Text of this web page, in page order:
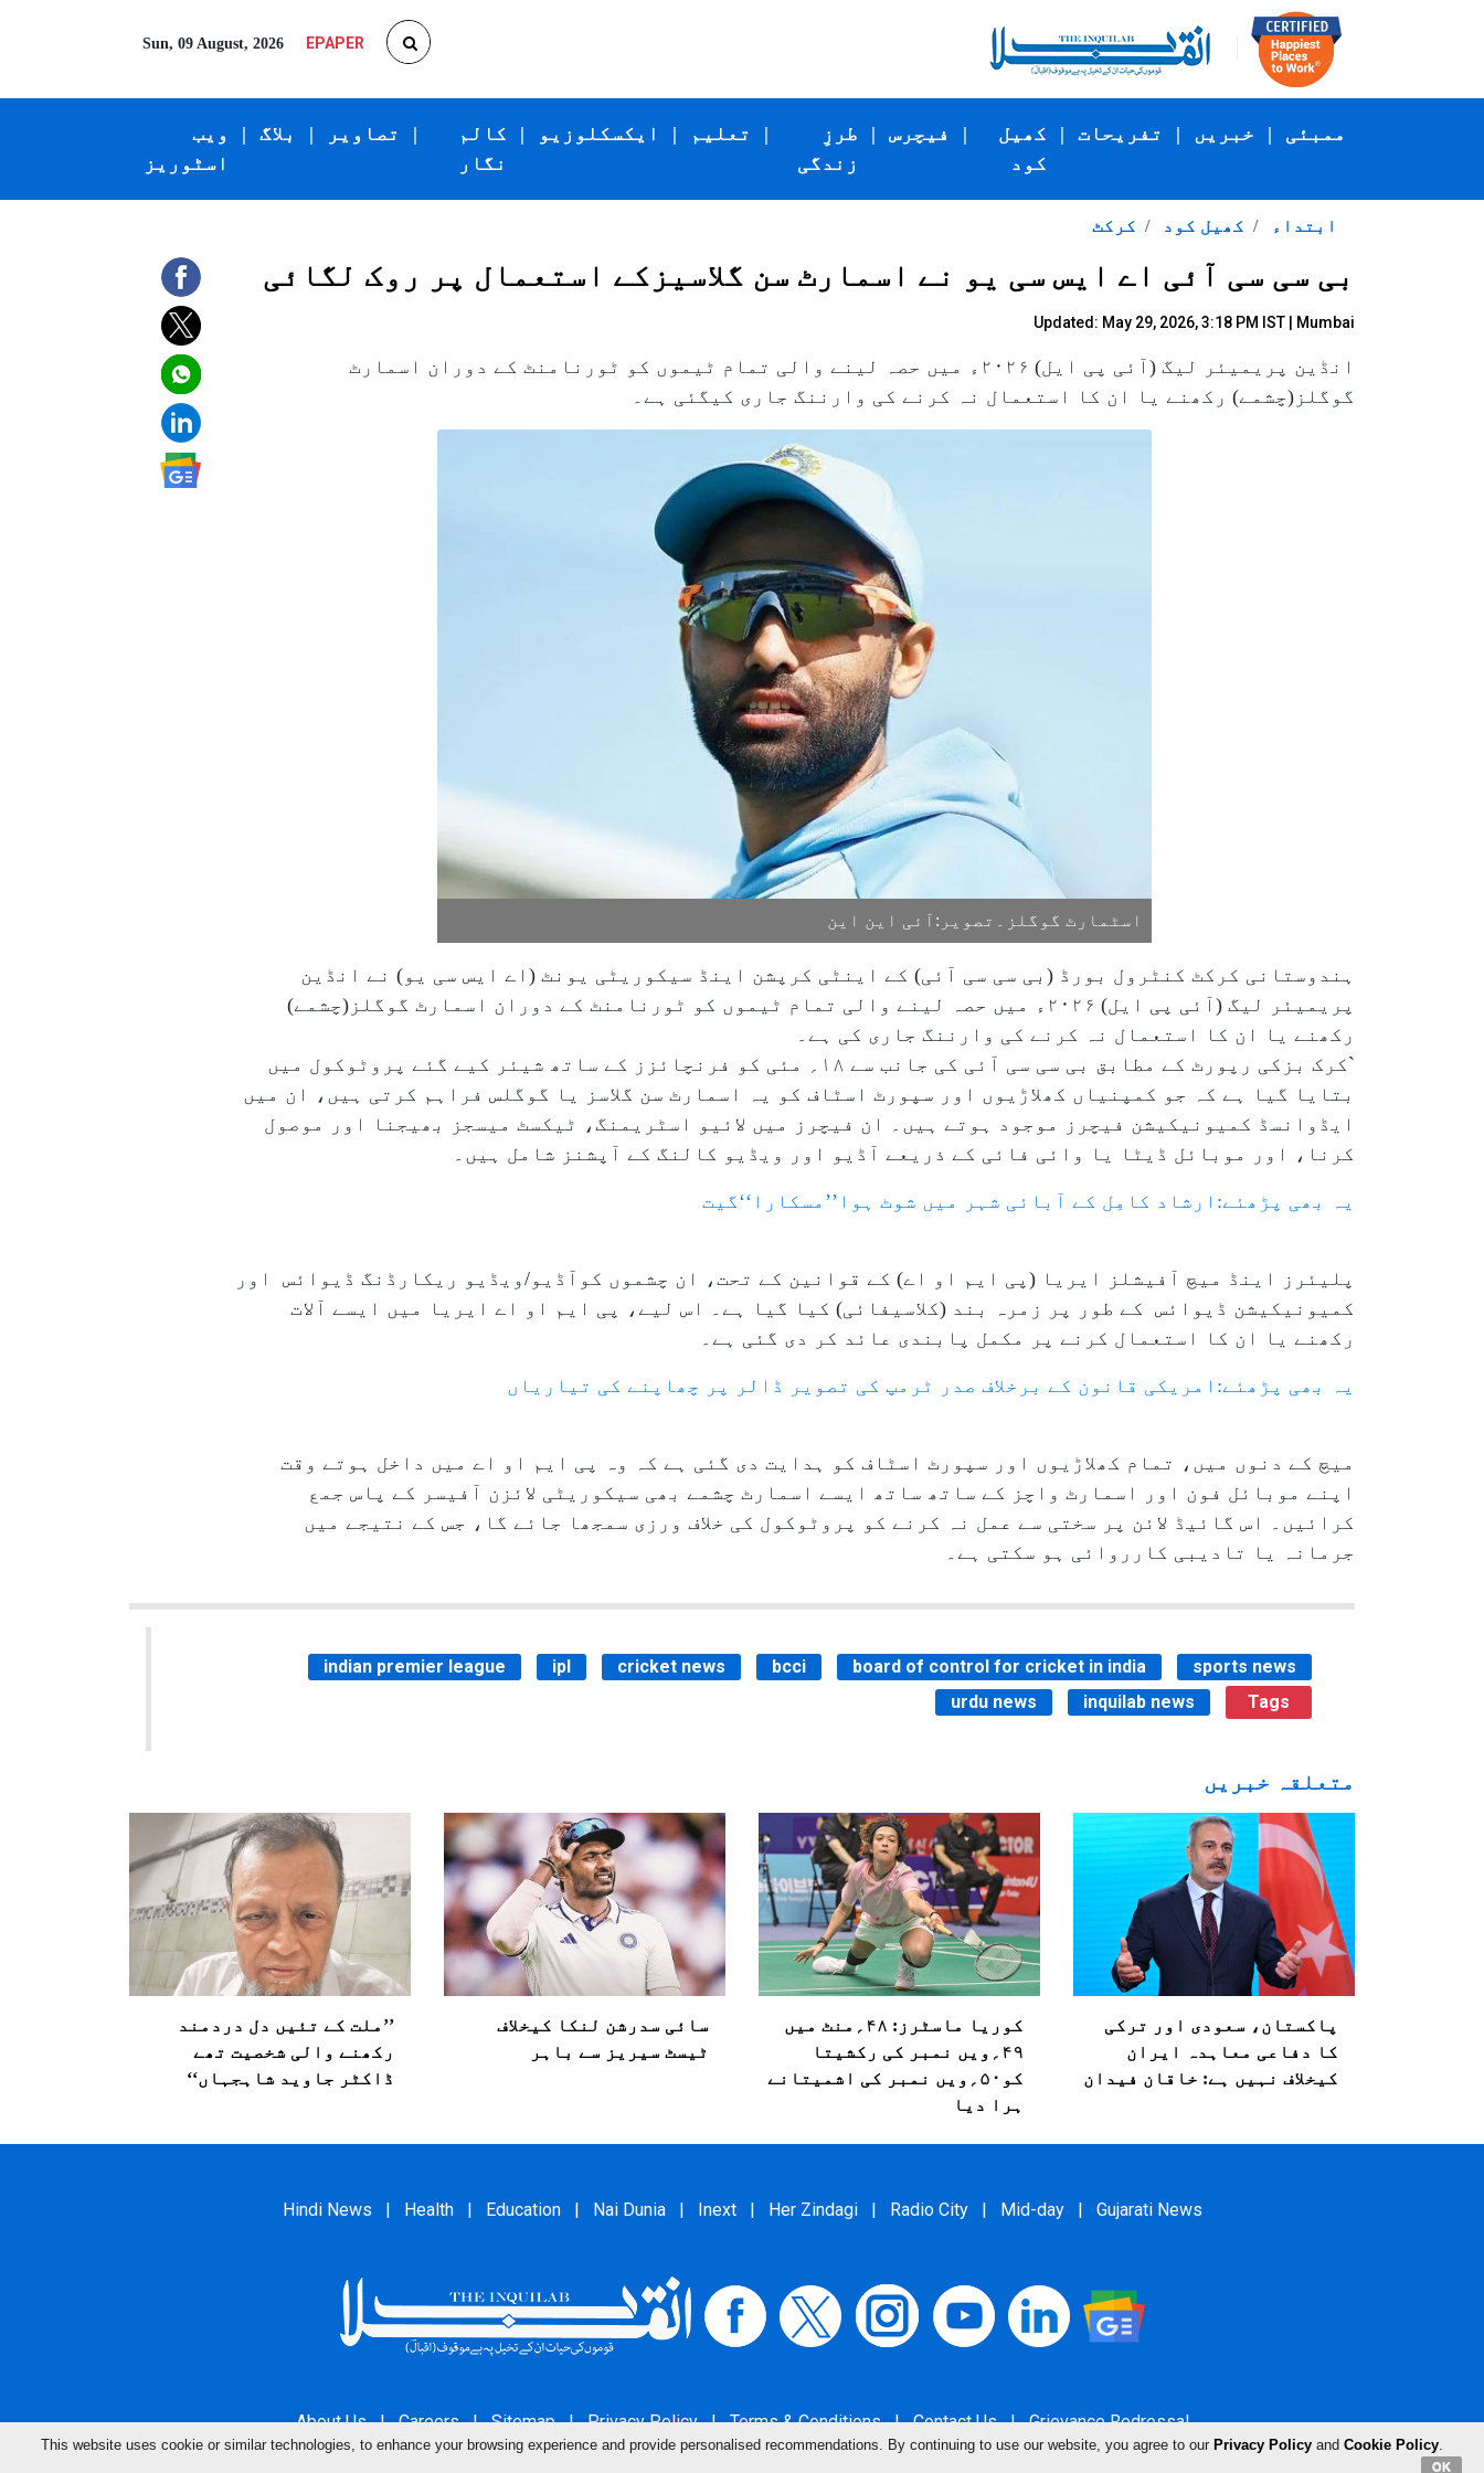
Sun, 09 August, 2026 EPAPER
ویب
اسٹوریز
| بلاگ | تصاویر |
کالم
نگار
| ایکسکلوزیو | تعلیم |
طرزِ
زندگی
| فیچرس |
کھیل
کود
| تفریحات | خبریں | ممبئی
کرکٹ کھیل کود ابتداء
بی سی سی آئی اے ایس سی یو نے اسمارٹ سن گلاسیزکے استعمال پر روک لگائی
Updated: May 29, 2026, 3:18 PM IST | Mumbai
انڈین پریمیئر لیگ (آئی پی ایل) ۲۰۲۶ء میں حصہ لینے والی تمام ٹیموں کو ٹورنامنٹ کے دوران اسمارٹ
گوگلز(چشمے) رکھنے یا ان کا استعمال نہ کرنے کی وارننگ جاری کیگئی ہے۔
اسٹمارٹ گوگلز۔تصویر:آئی این این
ہندوستانی کرکٹ کنٹرول بورڈ (بی سی سی آئی) کے اینٹی کرپشن اینڈ سیکوریٹی یونٹ (اے ایس سی یو) نے انڈین
پریمیئر لیگ (آئی پی ایل) ۲۰۲۶ء میں حصہ لینے والی تمام ٹیموں کو ٹورنامنٹ کے دوران اسمارٹ گوگلز(چشمے)
رکھنے یا ان کا استعمال نہ کرنے کی وارننگ جاری کی ہے۔
`کرک بزکی رپورٹ کے مطابق بی سی سی آئی کی جانب سے ۱۸؍ مئی کو فرنچائزز کے ساتھ شیئر کیے گئے پروٹوکول میں
بتایا گیا ہے کہ جو کمپنیاں کھلاڑیوں اور سپورٹ اسٹاف کو یہ اسمارٹ سن گلاسز یا گوگلس فراہم کرتی ہیں، ان میں
ایڈوانسڈ کمیونیکیشن فیچرز موجود ہوتے ہیں۔ ان فیچرز میں لائیو اسٹریمنگ، ٹیکسٹ میسجز بھیجنا اور موصول
کرنا، اور موبائل ڈیٹا یا وائی فائی کے ذریعے آڈیو اور ویڈیو کالنگ کے آپشنز شامل ہیں۔
یہ بھی پڑھئے:ارشاد کامِل کے آبائی شہر میں شوٹ ہوا’’مسکارا‘‘گیت
پلیئرز اینڈ میچ آفیشلز ایریا (پی ایم او اے) کے قوانین کے تحت، ان چشموں کوآڈیو/ویڈیو ریکارڈنگ ڈیوائس اور
کمیونیکیشن ڈیوائس کے طور پر زمرہ بند (کلاسیفائی) کیا گیا ہے۔ اس لیے، پی ایم او اے ایریا میں ایسے آلات
رکھنے یا ان کا استعمال کرنے پر مکمل پابندی عائد کر دی گئی ہے۔
یہ بھی پڑھئے:امریکی قانون کے برخلاف صدر ٹرمپ کی تصویر ڈالر پر چھاپنے کی تیاریاں
میچ کے دنوں میں، تمام کھلاڑیوں اور سپورٹ اسٹاف کو ہدایت دی گئی ہے کہ وہ پی ایم او اے میں داخل ہوتے وقت
اپنے موبائل فون اور اسمارٹ واچز کے ساتھ ساتھ ایسے اسمارٹ چشمے بھی سیکوریٹی لائزن آفیسر کے پاس جمع
کرائیں۔ اس گائیڈ لائن پر سختی سے عمل نہ کرنے کو پروٹوکول کی خلاف ورزی سمجھا جائے گا، جس کے نتیجے میں
جرمانہ یا تادیبی کارروائی ہو سکتی ہے۔
indian premier league ipl cricket news bcci board of control for cricket in india
sports news
urdu news
inquilab news Tags
متعلقہ خبریں
پاکستان، سعودی اور ترکی
کا دفاعی معاہدہ ایران
کیخلاف نہیں ہے: خاقان فیدان
کوریا ماسٹرز: ۴۸؍منٹ میں
۴۹؍ویں نمبر کی رکشیتا
کو۵۰؍ویں نمبر کی اشمیتانے
ہرا دیا
سائی سدرشن لنکا کیخلاف
ٹیسٹ سیریز سے باہر
’’ملت کے تئیں دل دردمند
رکھنے والی شخصیت تھے
ڈاکٹر جاوید شاہجہاں‘‘
Hindi News | Health | Education | Nai Dunia | Inext | Her Zindagi | Radio City | Mid-day | Gujarati News
About Us | Careers | Sitemap | Privacy Policy | Terms & Conditions | Contact Us | Grievance Redressal
This website uses cookie or similar technologies, to enhance your browsing experience and provide personalised recommendations. By continuing to use our website, you agree to our Privacy Policy and Cookie Policy.
OK